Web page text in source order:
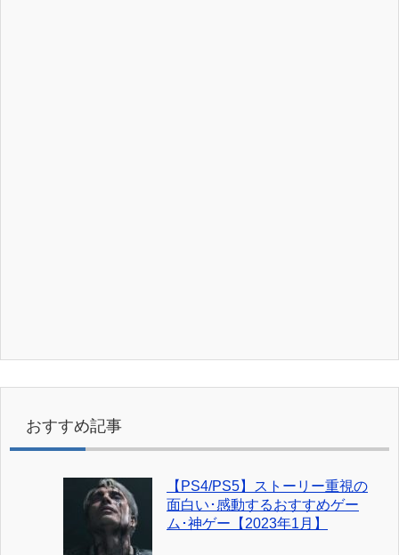
おすすめ記事
【PS4/PS5】ストーリー重視の
面白い･感動するおすすめゲー
ム･神ゲー【2023年1月】